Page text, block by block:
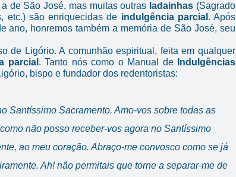
de São José, mas muitas outras ladainhas (Sagrado
etc.) são enriquecidas de indulgência parcial . Após
ano, honremos também a memória de São José, seu
de Ligório. A comunhão espiritual, feita em qualquer
parcial . Tanto nós como o Manual de
Indulgências
bispo e fundador dos redentoristas:
Santíssimo Sacramento. Amo-vos sobre todas as
não posso receber-vos agora no Santíssimo
ao meu coração. Abraço-me convosco como se já
Ah! não permitais que torne a separar-me de